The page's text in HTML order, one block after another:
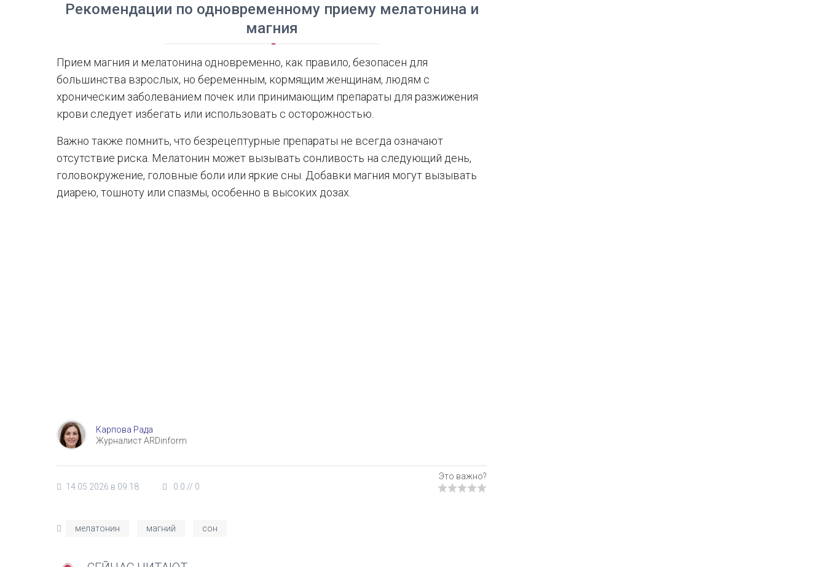
Рекомендации по одновременному приему мелатонина и
магния
Прием магния и мелатонина одновременно, как правило, безопасен для
большинства взрослых, но беременным, кормящим женщинам, людям с
хроническим заболеванием почек или принимающим препараты для разжижения
крови следует избегать или использовать с осторожностью.
Важно также помнить, что безрецептурные препараты не всегда означают
отсутствие риска. Мелатонин может вызывать сонливость на следующий день,
головокружение, головные боли или яркие сны. Добавки магния могут вызывать
диарею, тошноту или спазмы, особенно в высоких дозах.
Карпова Рада
Журналист ARDinform
14.05.2026 в 09:18 0.0 // 0
мелатонин магний сон